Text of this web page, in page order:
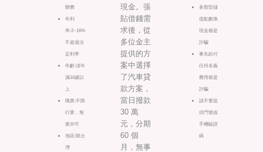
辦費
年利
率:2~16%
不超過法
定利率
年齡:須年
滿18歲以
上
職業:不限
行業，無
業亦可
地區:限台
灣
現金。張
貼借錢需
求後，從
多位金主
提供的方
案中選擇
了汽車貸
款方案，
當日撥款
30 萬
元，分期
60 個
月，無事
各類型儲
值點數換
現金都是
詐騙
事先給付
任何名義
費用都是
詐騙
請不要提
供門號或
手機驗證
碼